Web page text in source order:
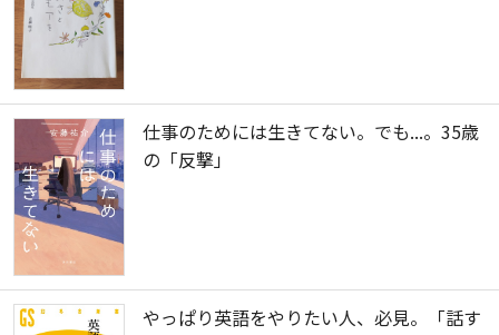
仕事のためには生きてない。でも...。35歳
の「反撃」
やっぱり英語をやりたい人、必見。「話す